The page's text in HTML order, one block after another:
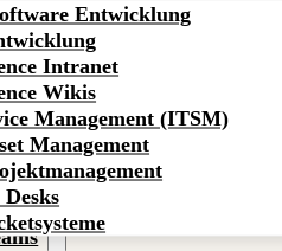
Entwicklung
Intranet
Wikis
Management (ITSM)
Management
Desks